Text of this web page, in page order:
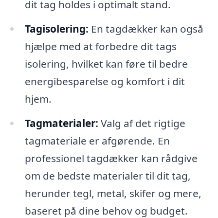
dit tag holdes i optimalt stand.
Tagisolering: En tagdækker kan også
hjælpe med at forbedre dit tags
isolering, hvilket kan føre til bedre
energibesparelse og komfort i dit
hjem.
Tagmaterialer: Valg af det rigtige
tagmateriale er afgørende. En
professionel tagdækker kan rådgive
om de bedste materialer til dit tag,
herunder tegl, metal, skifer og mere,
baseret på dine behov og budget.